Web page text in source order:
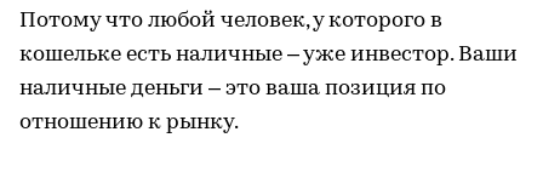
Потому что любой человек, у которого в
кошельке есть наличные – уже инвестор. Ваши
наличные деньги – это ваша позиция по
отношению к рынку.